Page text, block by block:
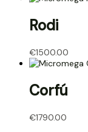
Rodi
€1500.00
Corfú
€1790.00